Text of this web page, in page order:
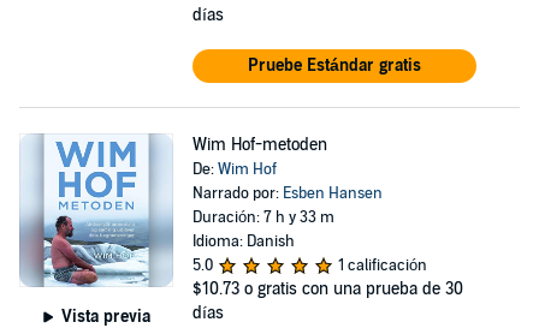
días
Pruebe Estándar gratis
Vista previa
Wim Hof-metoden
De:Wim Hof
Narrado por: Esben Hansen
Duración: 7 h y 33 m
Idioma: Danish
5.0
1 calificación
$10.73 o gratis con una prueba de 30
días